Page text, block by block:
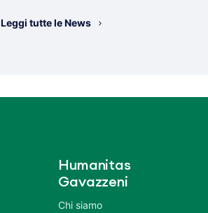
Leggi tutte le News
Humanitas
Gavazzeni
Chi siamo